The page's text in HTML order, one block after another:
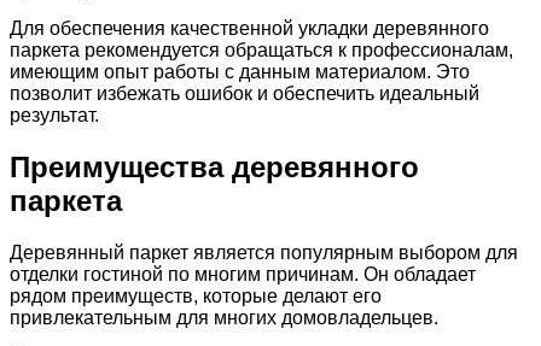
Для обеспечения качественной укладки деревянного
паркета рекомендуется обращаться к профессионалам,
имеющим опыт работы с данным материалом. Это
позволит избежать ошибок и обеспечить идеальный
результат.
Преимущества деревянного
паркета
Деревянный паркет является популярным выбором для
отделки гостиной по многим причинам. Он обладает
рядом преимуществ, которые делают его
привлекательным для многих домовладельцев.